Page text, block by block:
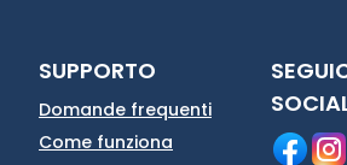
SUPPORTO
Domande frequenti
Come funziona